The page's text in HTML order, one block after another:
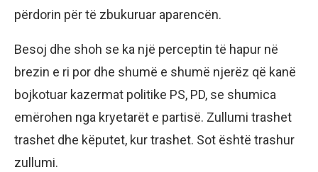
përdorin për të zbukuruar aparencën.
Besoj dhe shoh se ka një perceptin të hapur në
brezin e ri por dhe shumë e shumë njerëz që kanë
bojkotuar kazermat politike PS, PD, se shumica
emërohen nga kryetarët e partisë. Zullumi trashet
trashet dhe këputet, kur trashet. Sot është trashur
zullumi.